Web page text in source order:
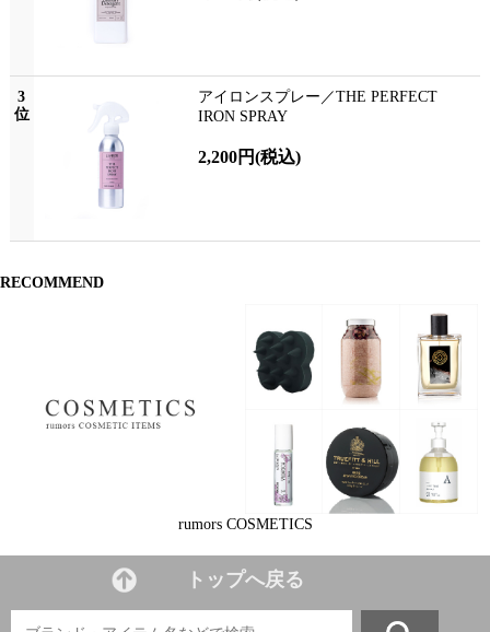
3
位
アイロンスプレー／THE PERFECT
IRON SPRAY
2,200円(税込)
RECOMMEND
rumors COSMETICS
トップへ戻る